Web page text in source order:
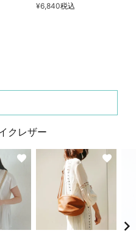
¥6,840税込
クレザー